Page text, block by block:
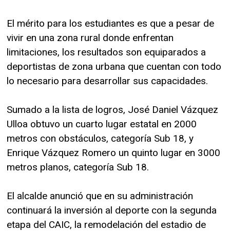
El mérito para los estudiantes es que a pesar de
vivir en una zona rural donde enfrentan
limitaciones, los resultados son equiparados a
deportistas de zona urbana que cuentan con todo
lo necesario para desarrollar sus capacidades.
Sumado a la lista de logros, José Daniel Vázquez
Ulloa obtuvo un cuarto lugar estatal en 2000
metros con obstáculos, categoría Sub 18, y
Enrique Vázquez Romero un quinto lugar en 3000
metros planos, categoría Sub 18.
El alcalde anunció que en su administración
continuará la inversión al deporte con la segunda
etapa del CAIC, la remodelación del estadio de